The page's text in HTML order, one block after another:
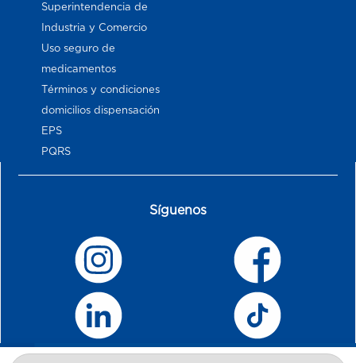
Superintendencia de
Industria y Comercio
Uso seguro de
medicamentos
Términos y condiciones
domicilios dispensación
EPS
PQRS
Síguenos